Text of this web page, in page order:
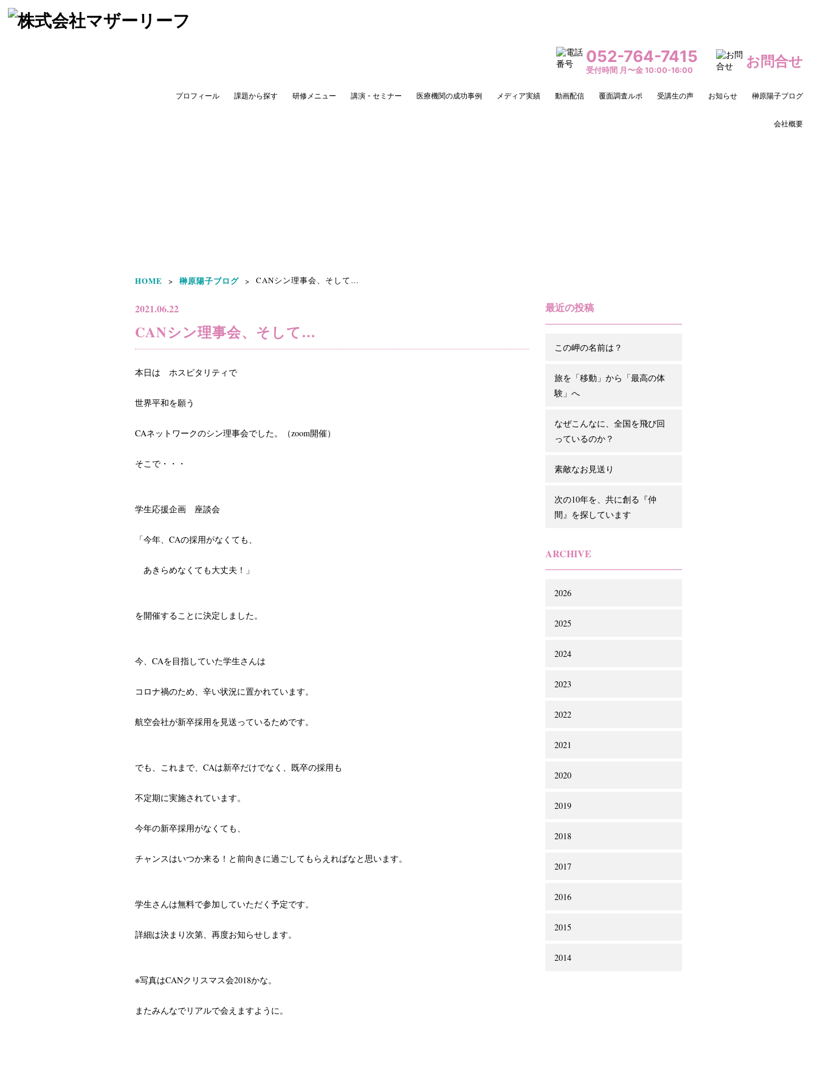
052-764-7415
受付時間 月〜金 10:00-16:00
お問合せ
プロフィール 課題から探す 研修メニュー 講演・セミナー 医療機関の成功事例 メディア実績 動画配信 覆面調査ルポ 受講生の声 お知らせ 榊原陽子ブログ
会社概要
HOME > 榊原陽子ブログ > CANシン理事会、そして…
2021.06.22
CANシン理事会、そして…
本日は ホスピタリティで
世界平和を願う
CAネットワークのシン理事会でした。（zoom開催）
そこで・・・
学生応援企画 座談会
「今年、CAの採用がなくても、
あきらめなくても大丈夫！」
を開催することに決定しました。
今、CAを目指していた学生さんは
コロナ禍のため、辛い状況に置かれています。
航空会社が新卒採用を見送っているためです。
でも、これまで、CAは新卒だけでなく、既卒の採用も
不定期に実施されています。
今年の新卒採用がなくても、
チャンスはいつか来る！と前向きに過ごしてもらえればなと思います。
学生さんは無料で参加していただく予定です。
詳細は決まり次第、再度お知らせします。
※写真はCANクリスマス会2018かな。
またみんなでリアルで会えますように。
最近の投稿
この岬の名前は？
旅を「移動」から「最高の体
験」へ
なぜこんなに、全国を飛び回
っているのか？
素敵なお見送り
次の10年を、共に創る『仲
間』を探しています
ARCHIVE
2026
2025
2024
2023
2022
2021
2020
2019
2018
2017
2016
2015
2014